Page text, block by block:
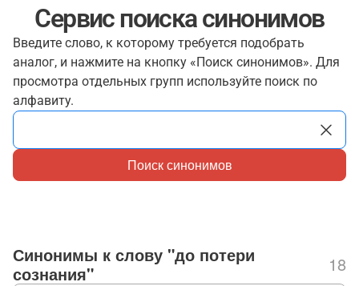
Сервис поиска синонимов
Введите слово, к которому требуется подобрать
аналог, и нажмите на кнопку «Поиск синонимов». Для
просмотра отдельных групп используйте поиск по
алфавиту.
Поиск синонимов
Синонимы к слову "до потери
сознания"
18